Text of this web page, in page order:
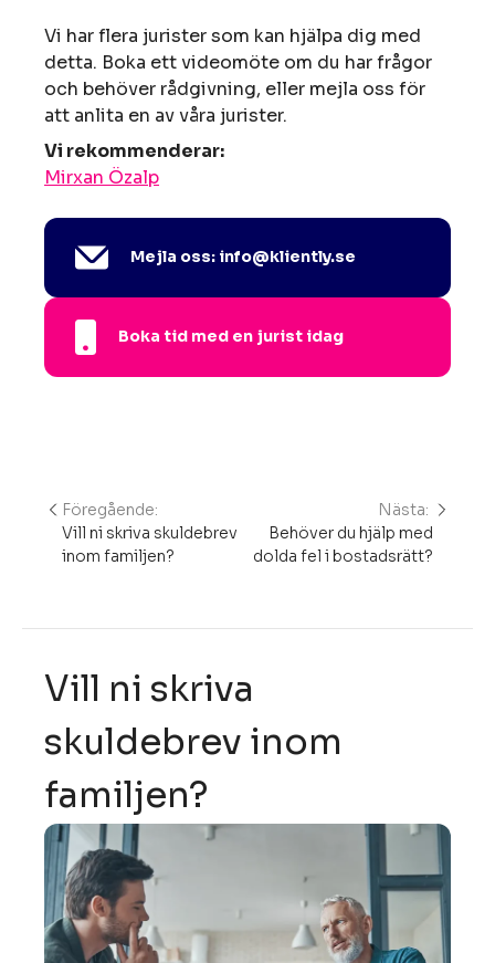
Vi har flera jurister som kan hjälpa dig med
detta. Boka ett videomöte om du har frågor
och behöver rådgivning, eller mejla oss för
att anlita en av våra jurister.
Vi rekommenderar:
Mirxan Özalp
Mejla oss: info@kliently.se
Boka tid med en jurist idag
Inläggsnavigering
Föregående:
Vill ni skriva skuldebrev
inom familjen?
Nästa:
Behöver du hjälp med
dolda fel i bostadsrätt?
Vill ni skriva
skuldebrev inom
familjen?